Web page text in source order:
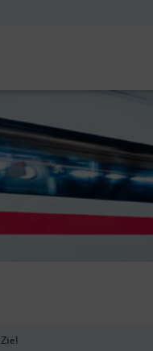
Ziel